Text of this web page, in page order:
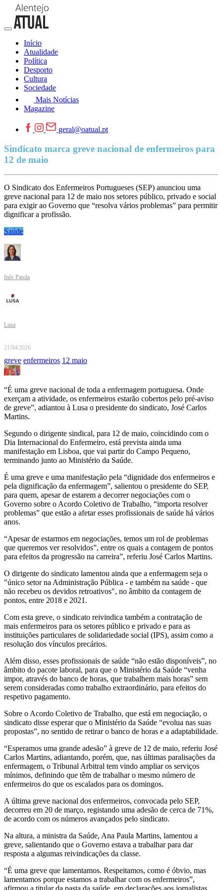
Início
Atualidade
Política
Desporto
Cultura
Sociedade
Mais Notícias
Magazine
geral@oatual.pt
Sindicato marca greve nacional de enfermeiros para
12 de maio
O Sindicato dos Enfermeiros Portugueses (SEP) anunciou uma
greve nacional para 12 de maio nos setores público, privado e social
para exigir ao Governo que “resolva vários problemas” para permitir
dignificar a profissão.
Saúde
Inês Patola
Lusa
21/04/2026
greve enfermeiros 12 maio
“É uma greve nacional de toda a enfermagem portuguesa. Onde
exerçam a atividade, os enfermeiros estarão cobertos pelo pré-aviso
de greve”, adiantou à Lusa o presidente do sindicato, José Carlos
Martins.
Segundo o dirigente sindical, para 12 de maio, coincidindo com o
Dia Internacional do Enfermeiro, está prevista ainda uma
manifestação em Lisboa, que vai partir do Campo Pequeno,
terminando junto ao Ministério da Saúde.
É uma greve e uma manifestação pela “dignidade dos enfermeiros e
pela dignificação da enfermagem”, salientou o presidente do SEP,
para quem, apesar de estarem a decorrer negociações com o
Governo sobre o Acordo Coletivo de Trabalho, “importa resolver
problemas” que estão a afetar esses profissionais de saúde há vários
anos.
“Apesar de estarmos em negociações, temos um rol de problemas
que queremos ver resolvidos”, entre os quais a contagem de pontos
para efeitos da progressão na carreira”, referiu José Carlos Martins.
O dirigente do sindicato lamentou ainda que a enfermagem seja o
"único setor na Administração Pública - e também na saúde - que
não recebeu os devidos retroativos", no âmbito da contagem de
pontos, entre 2018 e 2021.
Com esta greve, o sindicato reivindica também a contratação de
mais enfermeiros para os setores público e privado e para as
instituições particulares de solidariedade social (IPS), assim como a
resolução dos vínculos precários.
Além disso, esses profissionais de saúde “não estão disponíveis”, no
âmbito do pacote laboral, para que o Ministério da Saúde “venha
impor, através do banco de horas, que trabalhem mais horas” sem
serem consideradas como trabalho extraordinário, para efeitos do
respetivo pagamento.
Sobre o Acordo Coletivo de Trabalho, que está em negociação, o
sindicato disse esperar que o Ministério da Saúde “evolua nas suas
propostas”, no sentido de retirar o banco de horas e a adaptabilidade.
“Esperamos uma grande adesão” à greve de 12 de maio, referiu José
Carlos Martins, adiantando, porém, que, nas últimas paralisações da
enfermagem, o Tribunal Arbitral tem vindo ampliar os serviços
mínimos, definindo que têm de trabalhar o mesmo número de
enfermeiros do que os escalados para os domingos.
A última greve nacional dos enfermeiros, convocada pelo SEP,
decorreu em 20 de março, registando uma adesão de cerca de 71%,
de acordo com os números avançados pelo sindicato.
Na altura, a ministra da Saúde, Ana Paula Martins, lamentou a
greve, salientando que o Governo estava a trabalhar para dar
resposta a algumas reivindicações da classe.
“É uma greve que lamentamos. Respeitamos, como é óbvio, mas
lamentamos porque estamos a trabalhar com os enfermeiros”,